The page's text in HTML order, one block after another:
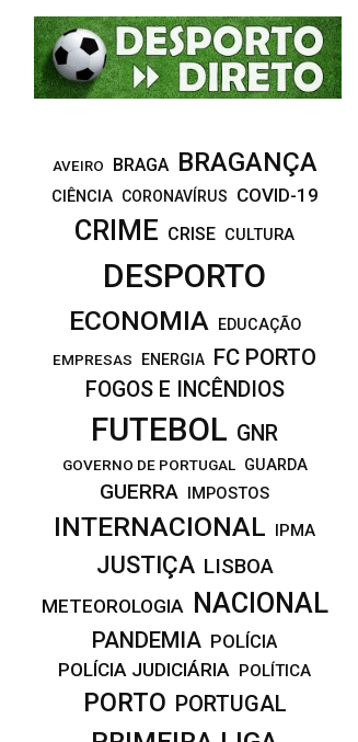
r
:
R
C
H
AVEIRO BRAGA BRAGANÇA
CIÊNCIA CORONAVÍRUS COVID-19
CRIME CRISE CULTURA
DESPORTO
ECONOMIA
EDUCAÇÃO
EMPRESAS
ENERGIA FC PORTO
FOGOS E INCÊNDIOS
FUTEBOL GNR
GOVERNO DE PORTUGAL GUARDA
GUERRA IMPOSTOS
INTERNACIONAL IPMA
JUSTIÇA LISBOA
METEOROLOGIA NACIONAL
PANDEMIA POLÍCIA
POLÍCIA JUDICIÁRIA POLÍTICA
PORTO PORTUGAL